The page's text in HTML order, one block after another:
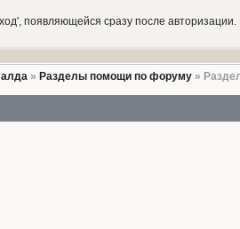
появляющейся сразу после
» Разделы помощи по форуму »